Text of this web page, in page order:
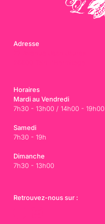
Adresse
Horaires
Mardi au Vendredi
7h30 - 13h00 / 14h00 - 19h00
Samedi
7h30 - 19h
Dimanche
7h30 - 13h00
Retrouvez-nous sur :